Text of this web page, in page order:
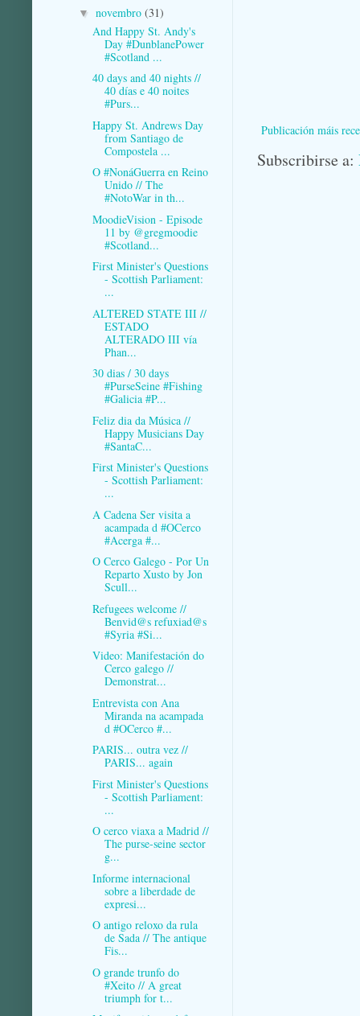
Publicación máis
Subscribirse a:
▼ novembro (31)
And Happy St. Andy's
Day #DunblanePower
#Scotland ...
40 days and 40 nights //
40 días e 40 noites
#Purs...
Happy St. Andrews Day
from Santiago de
Compostela ...
O #NonáGuerra en Reino
Unido // The
#NotoWar in th...
MoodieVision - Episode
11 by @gregmoodie
#Scotland...
First Minister's Questions
- Scottish Parliament:
...
ALTERED STATE III //
ESTADO
ALTERADO III vía
Phan...
30 dias / 30 days
#PurseSeine #Fishing
#Galicia #P...
Feliz dia da Música //
Happy Musicians Day
#SantaC...
First Minister's Questions
- Scottish Parliament:
...
A Cadena Ser visita a
acampada d #OCerco
#Acerga #...
O Cerco Galego - Por Un
Reparto Xusto by Jon
Scull...
Refugees welcome //
Benvid@s refuxiad@s
#Syria #Si...
Video: Manifestación do
Cerco galego //
Demonstrat...
Entrevista con Ana
Miranda na acampada
d #OCerco #...
PARIS... outra vez //
PARIS... again
First Minister's Questions
- Scottish Parliament:
...
O cerco viaxa a Madrid //
The purse-seine sector
g...
Informe internacional
sobre a liberdade de
expresi...
O antigo reloxo da rula
de Sada // The antique
Fis...
O grande trunfo do
#Xeito // A great
triumph for t...